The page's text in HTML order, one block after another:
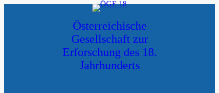
Österreichische
Gesellschaft zur
Erforschung des 18.
Jahrhunderts